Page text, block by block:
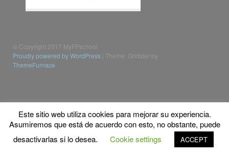
© Copyright 2017 MyFPschool
Proudly powered by WordPress Theme: Gridster by
ThemeFurnace
Este sitio web utiliza cookies para mejorar su experiencia.
Asumiremos que está de acuerdo con esto, no obstante, puede
desactivarlas si lo desea.
Cookie settings ACCEPT